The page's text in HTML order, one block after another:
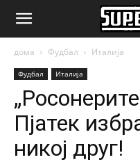
SuperSport.mk
дома Фудбал Италија
Фудбал Италија
Пјатек
никој друг!